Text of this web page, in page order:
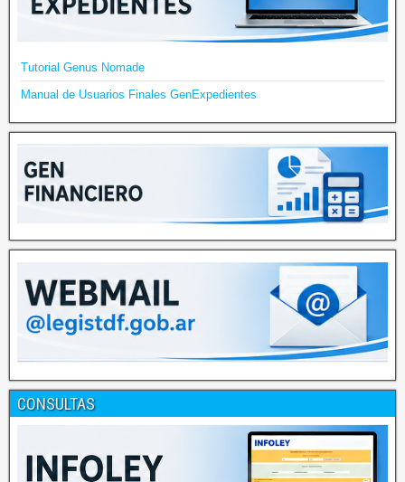
Tutorial Genus Nomade
Manual de Usuarios Finales GenExpedientes
CONSULTAS